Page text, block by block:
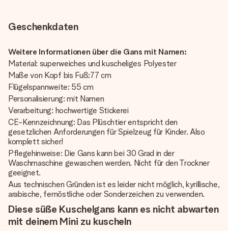
Geschenkdaten
Weitere Informationen über die Gans mit Namen:
Material: superweiches und kuscheliges Polyester
Maße von Kopf bis Fuß:77 cm
Flügelspannweite: 55 cm
Personalisierung: mit Namen
Verarbeitung: hochwertige Stickerei
CE-Kennzeichnung: Das Plüschtier entspricht den
gesetzlichen Anforderungen für Spielzeug für Kinder. Also
komplett sicher!
Pflegehinweise: Die Gans kann bei 30 Grad in der
Waschmaschine gewaschen werden. Nicht für den Trockner
geeignet.
Aus technischen Gründen ist es leider nicht möglich, kyrillische,
arabische, fernöstliche oder Sonderzeichen zu verwenden.
Diese süße Kuschelgans kann es nicht abwarten
mit deinem Mini zu kuscheln